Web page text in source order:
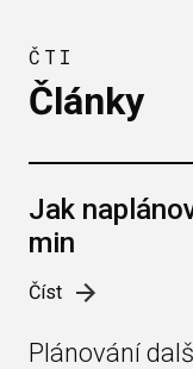
ČTI
Články
Jak
min
Číst
Plánování